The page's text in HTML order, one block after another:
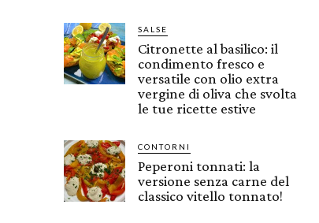
SALSE
Citronette al basilico: il
condimento fresco e
versatile con olio extra
vergine di oliva che svolta
le tue ricette estive
CONTORNI
Peperoni tonnati: la
versione senza carne del
classico vitello tonnato!